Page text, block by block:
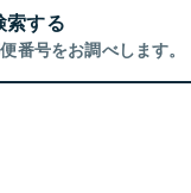
索する
番号をお調べします。